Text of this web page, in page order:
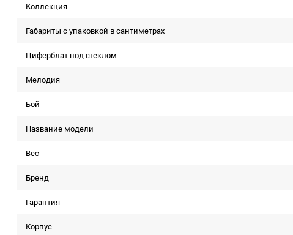
Коллекция
Габариты с упаковкой в сантиметрах
Циферблат под стеклом
Мелодия
Бой
Название модели
Вес
Бренд
Гарантия
Корпус